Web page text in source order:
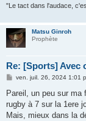
"Le tact dans l'audace,
Matsu Ginroh
Prophète
Re: [Sports] Avec
M
s
a
g
ven. juil. 26, 2024 1:01
Pareil, un peu sur ma
rugby à 7 sur la 1ere
Mais, mieux dans la